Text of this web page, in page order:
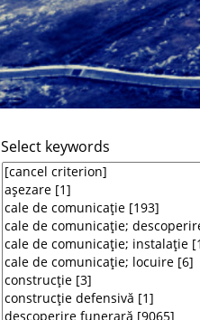
Select keywords